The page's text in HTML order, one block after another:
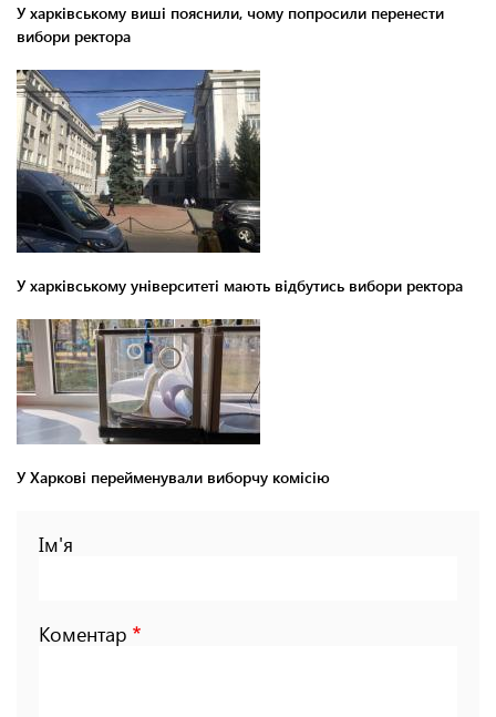
У харківському виші пояснили, чому попросили перенести
вибори ректора
У харківському університеті мають відбутись вибори ректора
У Харкові перейменували виборчу комісію
Ім'я
Коментар